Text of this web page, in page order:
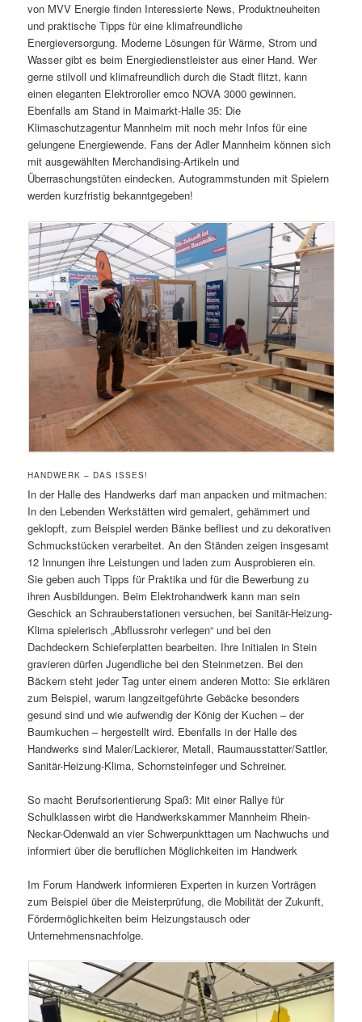
von MVV Energie finden Interessierte News, Produktneuheiten
und praktische Tipps für eine klimafreundliche
Energieversorgung. Moderne Lösungen für Wärme, Strom und
Wasser gibt es beim Energiedienstleister aus einer Hand. Wer
gerne stilvoll und klimafreundlich durch die Stadt flitzt, kann
einen eleganten Elektroroller emco NOVA 3000 gewinnen.
Ebenfalls am Stand in Maimarkt-Halle 35: Die
Klimaschutzagentur Mannheim mit noch mehr Infos für eine
gelungene Energiewende. Fans der Adler Mannheim können sich
mit ausgewählten Merchandising-Artikeln und
Überraschungstüten eindecken. Autogrammstunden mit Spielern
werden kurzfristig bekanntgegeben!
HANDWERK – DAS ISSES!
In der Halle des Handwerks darf man anpacken und mitmachen:
In den Lebenden Werkstätten wird gemalert, gehämmert und
geklopft, zum Beispiel werden Bänke befliest und zu dekorativen
Schmuckstücken verarbeitet. An den Ständen zeigen insgesamt
12 Innungen ihre Leistungen und laden zum Ausprobieren ein.
Sie geben auch Tipps für Praktika und für die Bewerbung zu
ihren Ausbildungen. Beim Elektrohandwerk kann man sein
Geschick an Schrauberstationen versuchen, bei Sanitär-Heizung-
Klima spielerisch „Abflussrohr verlegen“ und bei den
Dachdeckern Schieferplatten bearbeiten. Ihre Initialen in Stein
gravieren dürfen Jugendliche bei den Steinmetzen. Bei den
Bäckern steht jeder Tag unter einem anderen Motto: Sie erklären
zum Beispiel, warum langzeitgeführte Gebäcke besonders
gesund sind und wie aufwendig der König der Kuchen – der
Baumkuchen – hergestellt wird. Ebenfalls in der Halle des
Handwerks sind Maler/Lackierer, Metall, Raumausstatter/Sattler,
Sanitär-Heizung-Klima, Schornsteinfeger und Schreiner.
So macht Berufsorientierung Spaß: Mit einer Rallye für
Schulklassen wirbt die Handwerkskammer Mannheim Rhein-
Neckar-Odenwald an vier Schwerpunkttagen um Nachwuchs und
informiert über die beruflichen Möglichkeiten im Handwerk
Im Forum Handwerk informieren Experten in kurzen Vorträgen
zum Beispiel über die Meisterprüfung, die Mobilität der Zukunft,
Fördermöglichkeiten beim Heizungstausch oder
Unternehmensnachfolge.